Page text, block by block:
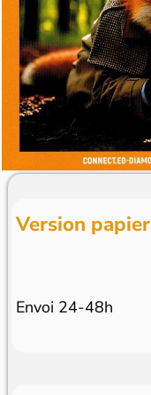
Version papier
Envoi 24-48h